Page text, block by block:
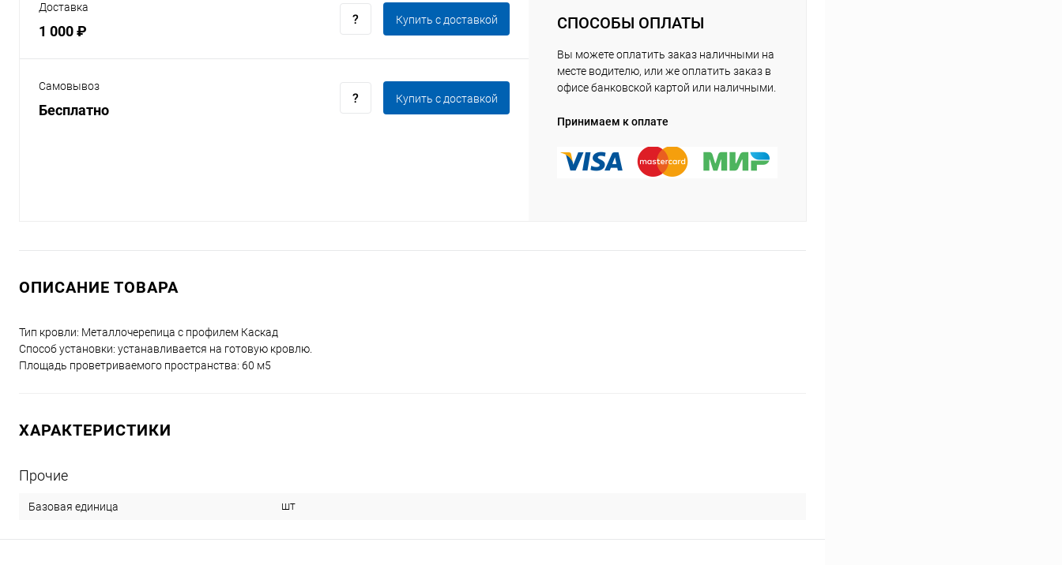
Доставка
1 000 ₽
Купить c доставкой
Самовывоз
Бесплатно
Купить c доставкой
СПОСОБЫ ОПЛАТЫ
Вы можете оплатить заказ наличными на
месте водителю, или же оплатить заказ в
офисе банковской картой или наличными.
Принимаем к оплате
ОПИСАНИЕ ТОВАРА
Тип кровли: Металлочерепица с профилем Каскад
Способ установки: устанавливается на готовую кровлю.
Площадь проветриваемого пространства: 60 м5
ХАРАКТЕРИСТИКИ
Прочие
Базовая единица шт